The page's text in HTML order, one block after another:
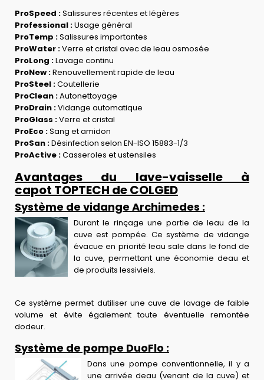
ProSpeed :Salissures récentes et légères
Professional :Usage général
ProTemp :Salissures importantes
ProWater :Verre et cristal avec de leau osmosée
ProLong :Lavage continu
ProNew :Renouvellement rapide de leau
ProSteel :Coutellerie
ProClean :Autonettoyage
ProDrain :Vidange automatique
ProGlass :Verre et cristal
ProEco :Sang et amidon
ProSan :Désinfection selon EN-ISO 15883-1/3
ProActive :Casseroles et ustensiles
Avantages du lave-vaisselle à
capot TOPTECH de COLGED
Système de vidange Archimedes :
Durant le rinçage une partie de leau de la
cuve est pompée. Ce système de vidange
évacue en priorité leau sale dans le fond de
la cuve, permettant une économie deau et
de produits lessiviels.
Ce système permet dutiliser une cuve de lavage de faible
volume et évite également toute éventuelle remontée
dodeur.
Système de pompe DuoFlo :
Dans une pompe conventionnelle, il y a
une arrivée deau (venant de la cuve) et